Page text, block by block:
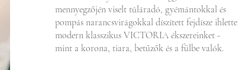
mennyegzőjén viselt túláradó, gyémántokkal és
pompás narancsvirágokkal díszített fejdísze ihlette
modern klasszikus VICTORIA ékszereinket -
mint a korona, tiara, betűzők és a fülbe valók.